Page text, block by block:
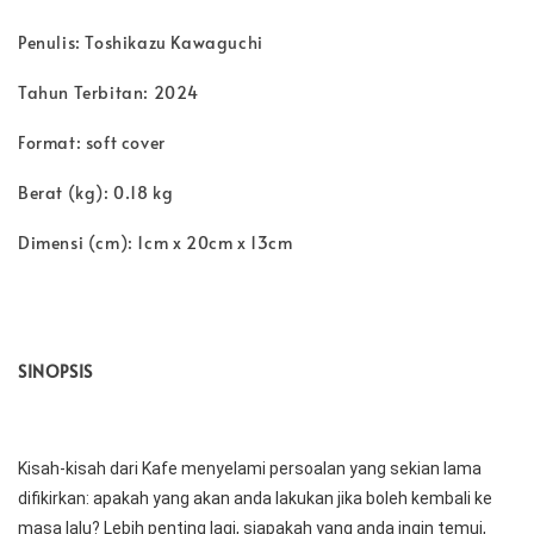
Penulis: Toshikazu Kawaguchi
Tahun Terbitan: 2024
Format: soft cover
Berat (kg): 0.18 kg
Dimensi (cm): 1cm x 20cm x 13cm
SINOPSIS
Kisah-kisah dari Kafe menyelami persoalan yang sekian lama
difikirkan: apakah yang akan anda lakukan jika boleh kembali ke
masa lalu? Lebih penting lagi, siapakah yang anda ingin temui,